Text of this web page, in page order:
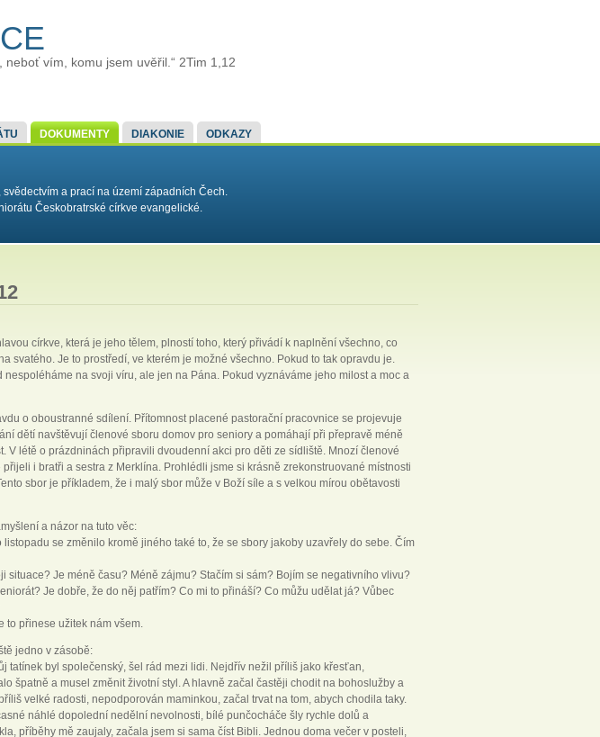
vím, komu jsem uvěřil.“ 2Tim 1,12
DOKUMENTY DIAKONIE ODKAZY
a prací na území západních Čech.
Českobratrské církve evangelické.
církve, která je jeho tělem, plností toho, který přivádí k naplnění všechno, co
svatého. Je to prostředí, ve kterém je možné všechno. Pokud to tak opravdu je.
na svoji víru, ale jen na Pána. Pokud vyznáváme jeho milost a moc a
o oboustranné sdílení. Přítomnost placené pastorační pracovnice se projevuje
dětí navštěvují členové sboru domov pro seniory a pomáhají při přepravě méně
V létě o prázdninách připravili dvoudenní akci pro děti ze sídliště. Mnozí členové
i bratři a sestra z Merklína. Prohlédli jsme si krásně zrekonstruované místnosti
sbor je příkladem, že i malý sbor může v Boží síle a s velkou mírou obětavosti
a názor na tuto věc:
se změnilo kromě jiného také to, že se sbory jakoby uzavřely do sebe. Čím
situace? Je méně času? Méně zájmu? Stačím si sám? Bojím se negativního vlivu?
Je dobře, že do něj patřím? Co mi to přináší? Co můžu udělat já? Vůbec
to přinese užitek nám všem.
jedno v zásobě:
tatínek byl společenský, šel rád mezi lidi. Nejdřív nežil příliš jako křesťan,
špatně a musel změnit životní styl. A hlavně začal častěji chodit na bohoslužby a
velké radosti, nepodporován maminkou, začal trvat na tom, abych chodila taky.
náhlé dopolední nedělní nevolnosti, bílé punčocháče šly rychle dolů a
příběhy mě zaujaly, začala jsem si sama číst Bibli. Jednou doma večer v posteli,